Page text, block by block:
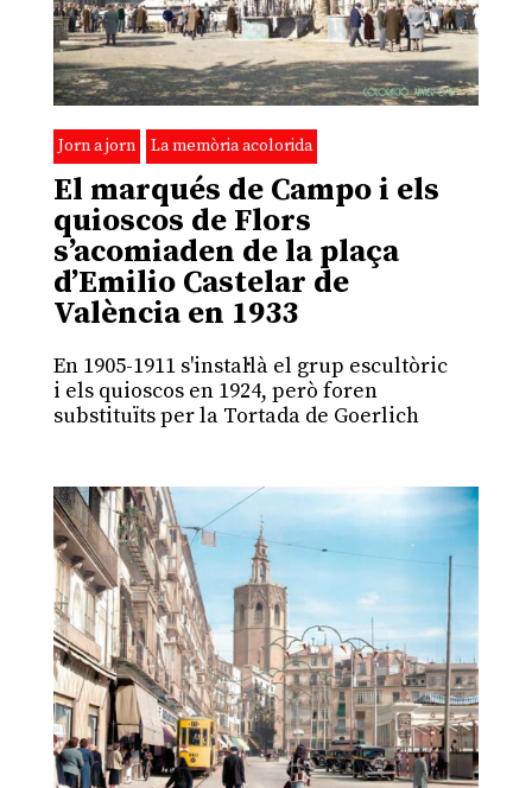
Jorn a jorn La memòria acolorida
El marqués de Campo i els
quioscos de Flors
s’acomiaden de la plaça
d’Emilio Castelar de
València en 1933
En 1905-1911 s'instal·là el grup escultòric
i els quioscos en 1924, però foren
substituïts per la Tortada de Goerlich